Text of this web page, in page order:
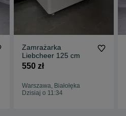
Zamrażarka
Liebcheer 125 cm
550 zł
Warszawa, Białołęka
Dzisiaj o 11:34